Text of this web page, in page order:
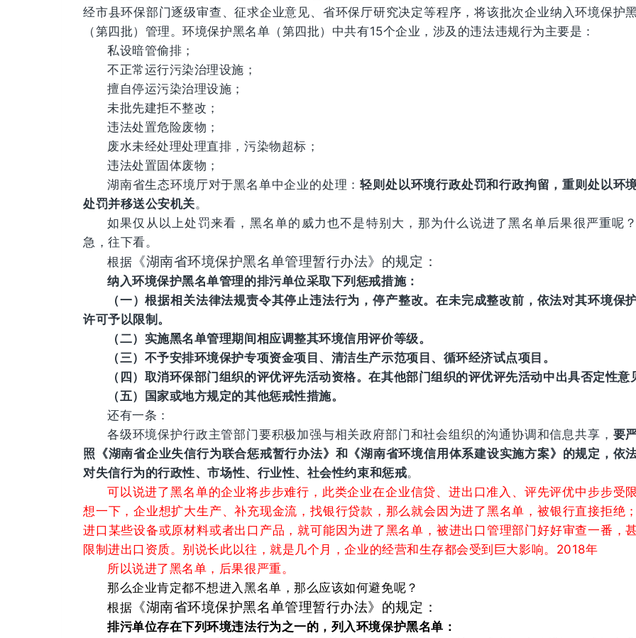
经市县环保部门逐级审查、征求企业意见、省环保厅研究决定等程序，将该批次企业纳入环境保护
（第四批）管理。环境保护黑名单（第四批） 中共有15个企业，涉及的违法违规行为主要是：
私设暗管偷排；
不正常运行污染治理设施；
擅自停运污染治理设施；
未批先建拒不整改；
违法处置危险废物；
废水未经处理处理直排，污染物超标；
违法处置固体废物；
湖南省生态环境厅对于黑名单中企业的处理：轻则处以环境行政处罚和行政拘留，重则处以环
处罚并移送公安机关。
如果仅从以上处罚来看，黑名单的威力也不是特别大，那为什么说进了黑名单后果很严重呢
急，往下看。
根据 《湖南省环境保护黑名单管理暂行办法》的规定：
纳入环境保护黑名单管理的排污单位采取下列惩戒措施：
（一）根据相关法律法规责令其停止违法行为，停产整改。在未完成整改前，依法对其环境保
许可予以限制。
（二）实施黑名单管理期间相应调整其环境信用评价等级。
（三）不予安排环境保护专项资金项目、清洁生产示范项目、循环经济试点项目。
（四）取消环保部门组织的评优评先活动资格。在其他部门组织的评优评先活动中出具否定性意
（五）国家或地方规定的其他惩戒性措施。
还有一条：
各级环境保护行政主管部门要积极加强与相关政府部门和社会组织的沟通协调和信息共享， 要
照《湖南省企业失信行为联合惩戒暂行办法》和《湖南省环境信用体系建设实施方案》的规定，依
对失信行为的行政性、市场性、行业性、社会性约束和惩戒。
可以说进了黑名单的企业将步步难行，此类企业在企业信贷、进出口准入、评先评优中步步受
想一下，企业想扩大生产、补充现金流，找银行贷款，那么就会因为进了黑名单，被银行直接拒绝
进口某些设备或原材料或者出口产品，就可能因为进了黑名单，被进出口管理部门好好审查一番，
限制进出口资质。别说长此以往，就是几个月，企业的经营和生存都会受到巨大影响。2018年
所以说进了黑名单，后果很严重。
那么企业肯定都不想进入黑名单，那么应该如何避免呢？
根据 《湖南省环境保护黑名单管理暂行办法》的规定：
排污单位存在下列环境违法行为之一的，列入环境保护黑名单：